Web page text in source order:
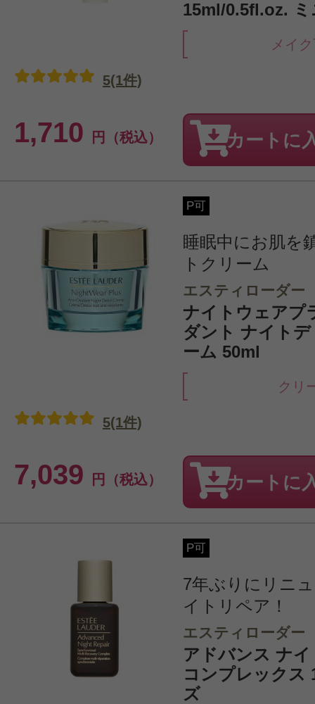
15ml/0.5fl.oz.
メイ
1,710 円（税込）
5(1件)
カートに
P可
睡眠中にお肌を
トクリーム
エスティローダー
ナイトウェアプ
ダント ナイト
ーム 50ml
クリ
7,039 円（税込）
5(1件)
カートに
P可
7年ぶりにリニ
イトリペア！
エスティローダー
アドバンス ナ
コンプレックス
ズ